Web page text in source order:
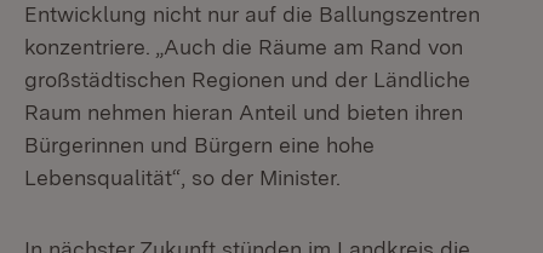
Entwicklung nicht nur auf die Ballungszentren
konzentriere. „Auch die Räume am Rand von
großstädtischen Regionen und der Ländliche
Raum nehmen hieran Anteil und bieten ihren
Bürgerinnen und Bürgern eine hohe
Lebensqualität“, so der Minister.